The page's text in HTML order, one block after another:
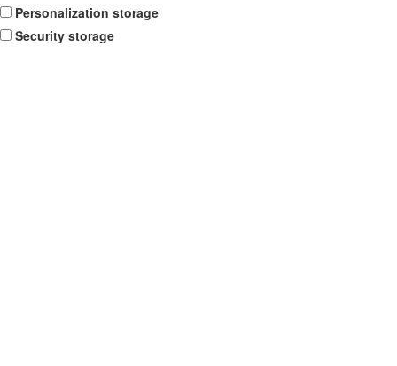
Personalization storage
Security storage